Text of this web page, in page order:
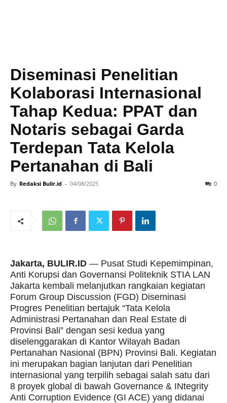
Diseminasi Penelitian
Kolaborasi Internasional
Tahap Kedua: PPAT dan
Notaris sebagai Garda
Terdepan Tata Kelola
Pertanahan di Bali
By Redaksi Bulir.id - 04/08/2025 0
Jakarta, BULIR.ID — Pusat Studi Kepemimpinan,
Anti Korupsi dan Governansi Politeknik STIA LAN
Jakarta kembali melanjutkan rangkaian kegiatan
Forum Group Discussion (FGD) Diseminasi
Progres Penelitian bertajuk “Tata Kelola
Administrasi Pertanahan dan Real Estate di
Provinsi Bali” dengan sesi kedua yang
diselenggarakan di Kantor Wilayah Badan
Pertanahan Nasional (BPN) Provinsi Bali. Kegiatan
ini merupakan bagian lanjutan dari Penelitian
internasional yang terpilih sebagai salah satu dari
8 proyek global di bawah Governance & INtegrity
Anti Corruption Evidence (GI ACE) yang didanai